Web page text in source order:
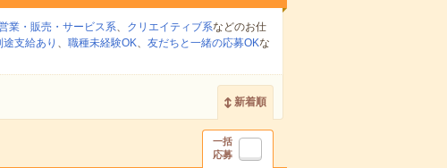
業・販売・サービス系、 クリエイティブ系などのお仕
支給あり 、 職種未経験OK、 友だちと一緒の応募OKな
新着順
一括
応募